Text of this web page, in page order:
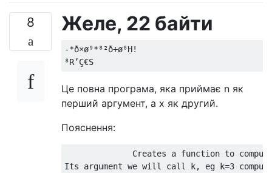
8 Желе, 22 байти
-*ð×ø⁹*⁸²ð÷ø⁸Ḥ!
Це повна програма, яка приймає n як
перший аргумент, а x як другий.
Пояснення:
Creates a function to
Its argument we will call k, eg k=3